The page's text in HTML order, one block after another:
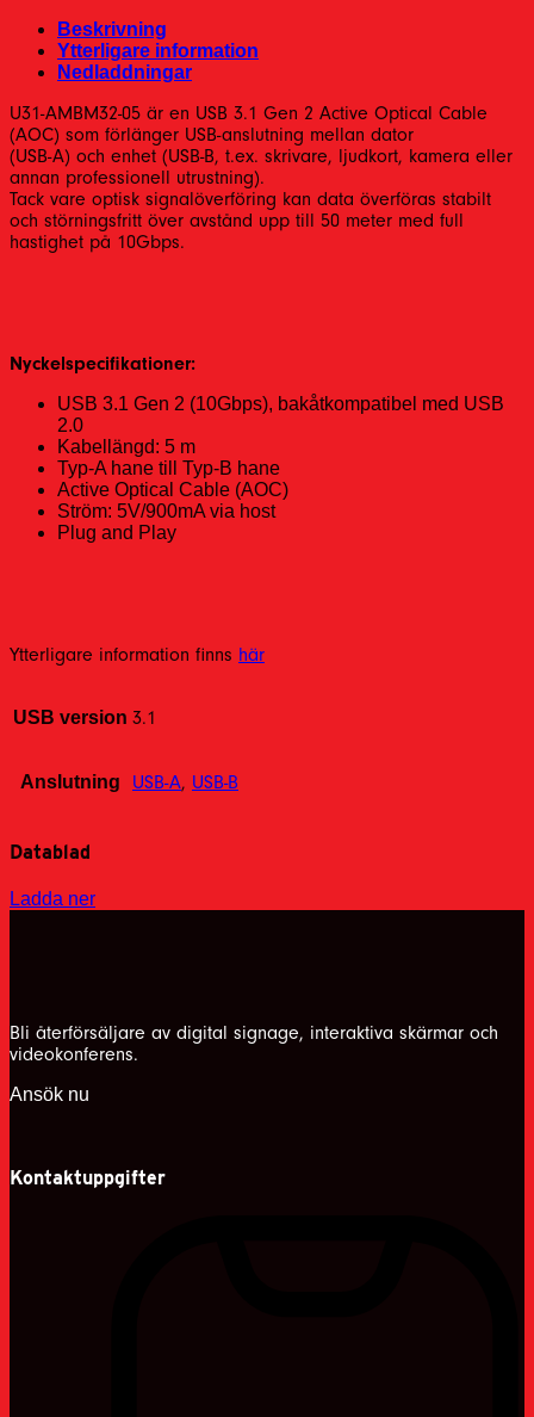
Beskrivning
Ytterligare information
Nedladdningar
U31-AMBM32-05 är en USB 3.1 Gen 2 Active Optical Cable
(AOC) som förlänger USB-anslutning mellan dator
(USB-A) och enhet (USB-B, t.ex. skrivare, ljudkort, kamera eller
annan professionell utrustning).
Tack vare optisk signalöverföring kan data överföras stabilt
och störningsfritt över avstånd upp till 50 meter med full
hastighet på 10Gbps.
Nyckelspecifikationer:
USB 3.1 Gen 2 (10Gbps), bakåtkompatibel med USB
2.0
Kabellängd: 5 m
Typ-A hane till Typ-B hane
Active Optical Cable (AOC)
Ström: 5V/900mA via host
Plug and Play
Ytterligare information finns här
USB version 3.1
Anslutning USB-A, USB-B
Datablad
Ladda ner
Bli återförsäljare av digital signage, interaktiva skärmar och
videokonferens.
Ansök nu
Kontaktuppgifter